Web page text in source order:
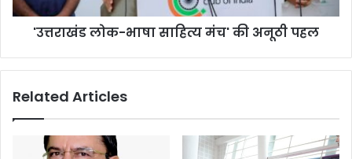
'उत्तराखंड लोक-भाषा साहित्य मंच' की अनूठी पहल
Related Articles